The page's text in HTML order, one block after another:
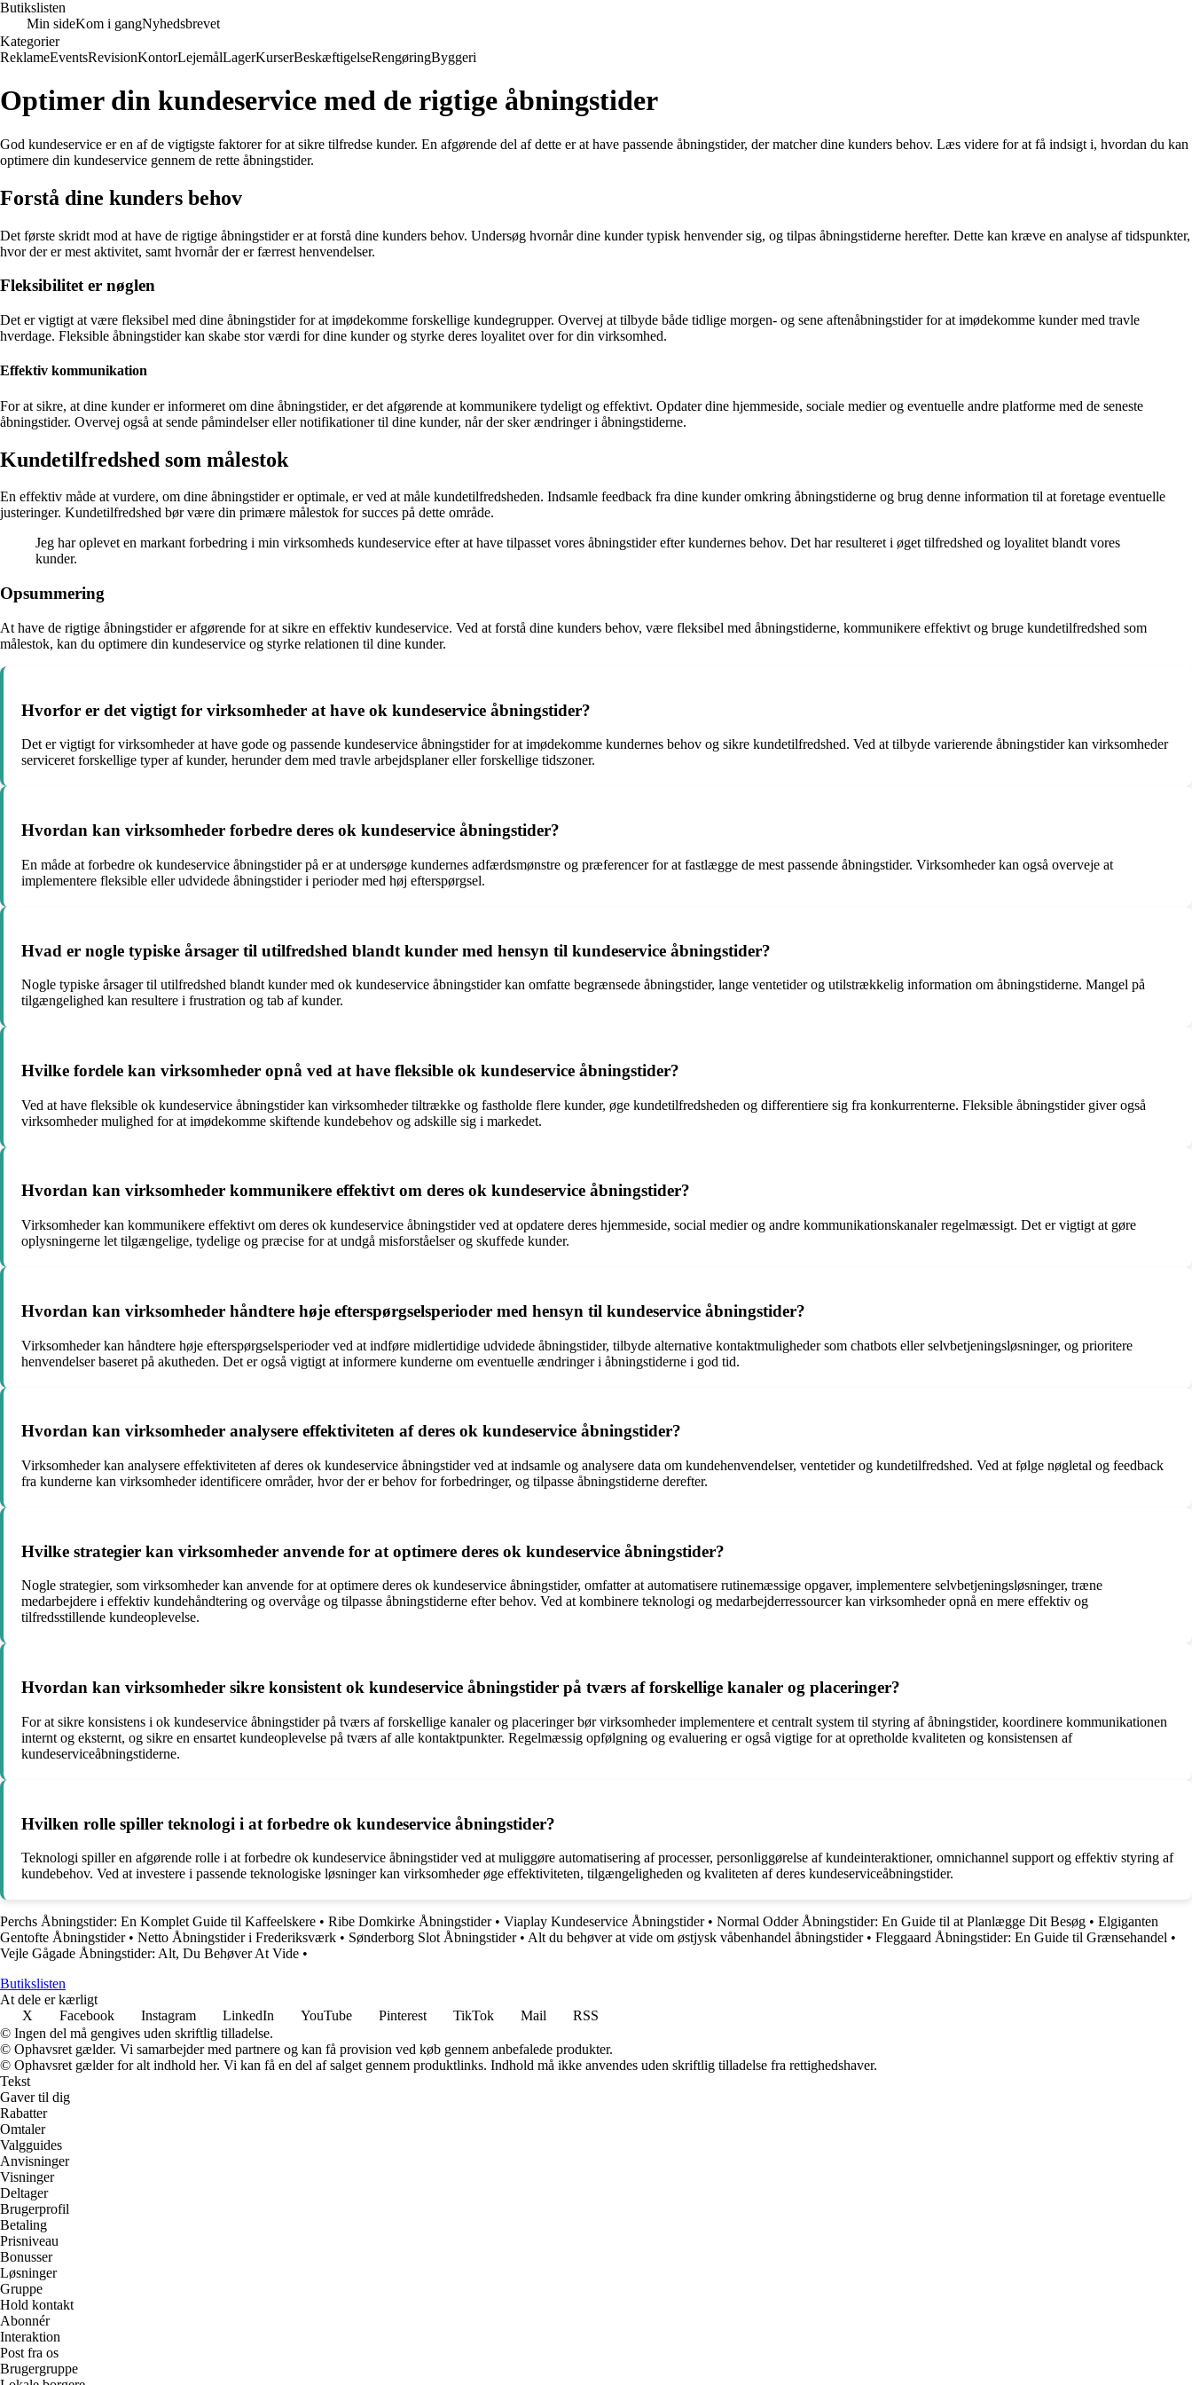
Butikslisten
Min sideKom i gangNyhedsbrevet
Kategorier
ReklameEventsRevisionKontorLejemålLagerKurserBeskæftigelseRengøringByggeri
Optimer din kundeservice med de rigtige åbningstider
God kundeservice er en af de vigtigste faktorer for at sikre tilfredse kunder. En afgørende del af dette er at have passende åbningstider, der matcher dine kunders behov. Læs videre for at få indsigt i, hvordan du kan
optimere din kundeservice gennem de rette åbningstider.
Forstå dine kunders behov
Det første skridt mod at have de rigtige åbningstider er at forstå dine kunders behov. Undersøg hvornår dine kunder typisk henvender sig, og tilpas åbningstiderne herefter. Dette kan kræve en analyse af tidspunkter,
hvor der er mest aktivitet, samt hvornår der er færrest henvendelser.
Fleksibilitet er nøglen
Det er vigtigt at være fleksibel med dine åbningstider for at imødekomme forskellige kundegrupper. Overvej at tilbyde både tidlige morgen- og sene aftenåbningstider for at imødekomme kunder med travle
hverdage. Fleksible åbningstider kan skabe stor værdi for dine kunder og styrke deres loyalitet over for din virksomhed.
Effektiv kommunikation
For at sikre, at dine kunder er informeret om dine åbningstider, er det afgørende at kommunikere tydeligt og effektivt. Opdater dine hjemmeside, sociale medier og eventuelle andre platforme med de seneste
åbningstider. Overvej også at sende påmindelser eller notifikationer til dine kunder, når der sker ændringer i åbningstiderne.
Kundetilfredshed som målestok
En effektiv måde at vurdere, om dine åbningstider er optimale, er ved at måle kundetilfredsheden. Indsamle feedback fra dine kunder omkring åbningstiderne og brug denne information til at foretage eventuelle
justeringer. Kundetilfredshed bør være din primære målestok for succes på dette område.
Jeg har oplevet en markant forbedring i min virksomheds kundeservice efter at have tilpasset vores åbningstider efter kundernes behov. Det har resulteret i øget tilfredshed og loyalitet blandt vores
kunder.
Opsummering
At have de rigtige åbningstider er afgørende for at sikre en effektiv kundeservice. Ved at forstå dine kunders behov, være fleksibel med åbningstiderne, kommunikere effektivt og bruge kundetilfredshed som
målestok, kan du optimere din kundeservice og styrke relationen til dine kunder.
Hvorfor er det vigtigt for virksomheder at have ok kundeservice åbningstider?
Det er vigtigt for virksomheder at have gode og passende kundeservice åbningstider for at imødekomme kundernes behov og sikre kundetilfredshed. Ved at tilbyde varierende åbningstider kan virksomheder
serviceret forskellige typer af kunder, herunder dem med travle arbejdsplaner eller forskellige tidszoner.
Hvordan kan virksomheder forbedre deres ok kundeservice åbningstider?
En måde at forbedre ok kundeservice åbningstider på er at undersøge kundernes adfærdsmønstre og præferencer for at fastlægge de mest passende åbningstider. Virksomheder kan også overveje at
implementere fleksible eller udvidede åbningstider i perioder med høj efterspørgsel.
Hvad er nogle typiske årsager til utilfredshed blandt kunder med hensyn til kundeservice åbningstider?
Nogle typiske årsager til utilfredshed blandt kunder med ok kundeservice åbningstider kan omfatte begrænsede åbningstider, lange ventetider og utilstrækkelig information om åbningstiderne. Mangel på
tilgængelighed kan resultere i frustration og tab af kunder.
Hvilke fordele kan virksomheder opnå ved at have fleksible ok kundeservice åbningstider?
Ved at have fleksible ok kundeservice åbningstider kan virksomheder tiltrække og fastholde flere kunder, øge kundetilfredsheden og differentiere sig fra konkurrenterne. Fleksible åbningstider giver også
virksomheder mulighed for at imødekomme skiftende kundebehov og adskille sig i markedet.
Hvordan kan virksomheder kommunikere effektivt om deres ok kundeservice åbningstider?
Virksomheder kan kommunikere effektivt om deres ok kundeservice åbningstider ved at opdatere deres hjemmeside, social medier og andre kommunikationskanaler regelmæssigt. Det er vigtigt at gøre
oplysningerne let tilgængelige, tydelige og præcise for at undgå misforståelser og skuffede kunder.
Hvordan kan virksomheder håndtere høje efterspørgselsperioder med hensyn til kundeservice åbningstider?
Virksomheder kan håndtere høje efterspørgselsperioder ved at indføre midlertidige udvidede åbningstider, tilbyde alternative kontaktmuligheder som chatbots eller selvbetjeningsløsninger, og prioritere
henvendelser baseret på akutheden. Det er også vigtigt at informere kunderne om eventuelle ændringer i åbningstiderne i god tid.
Hvordan kan virksomheder analysere effektiviteten af deres ok kundeservice åbningstider?
Virksomheder kan analysere effektiviteten af deres ok kundeservice åbningstider ved at indsamle og analysere data om kundehenvendelser, ventetider og kundetilfredshed. Ved at følge nøgletal og feedback
fra kunderne kan virksomheder identificere områder, hvor der er behov for forbedringer, og tilpasse åbningstiderne derefter.
Hvilke strategier kan virksomheder anvende for at optimere deres ok kundeservice åbningstider?
Nogle strategier, som virksomheder kan anvende for at optimere deres ok kundeservice åbningstider, omfatter at automatisere rutinemæssige opgaver, implementere selvbetjeningsløsninger, træne
medarbejdere i effektiv kundehåndtering og overvåge og tilpasse åbningstiderne efter behov. Ved at kombinere teknologi og medarbejderressourcer kan virksomheder opnå en mere effektiv og
tilfredsstillende kundeoplevelse.
Hvordan kan virksomheder sikre konsistent ok kundeservice åbningstider på tværs af forskellige kanaler og placeringer?
For at sikre konsistens i ok kundeservice åbningstider på tværs af forskellige kanaler og placeringer bør virksomheder implementere et centralt system til styring af åbningstider, koordinere kommunikationen
internt og eksternt, og sikre en ensartet kundeoplevelse på tværs af alle kontaktpunkter. Regelmæssig opfølgning og evaluering er også vigtige for at opretholde kvaliteten og konsistensen af
kundeserviceåbningstiderne.
Hvilken rolle spiller teknologi i at forbedre ok kundeservice åbningstider?
Teknologi spiller en afgørende rolle i at forbedre ok kundeservice åbningstider ved at muliggøre automatisering af processer, personliggørelse af kundeinteraktioner, omnichannel support og effektiv styring af
kundebehov. Ved at investere i passende teknologiske løsninger kan virksomheder øge effektiviteten, tilgængeligheden og kvaliteten af deres kundeserviceåbningstider.
Perchs Åbningstider: En Komplet Guide til Kaffeelskere • Ribe Domkirke Åbningstider• Viaplay Kundeservice Åbningstider• Normal Odder Åbningstider: En Guide til at Planlægge Dit Besøg • Elgiganten
Gentofte Åbningstider• Netto Åbningstider i Frederiksværk • Sønderborg Slot Åbningstider• Alt du behøver at vide om østjysk våbenhandel åbningstider• Fleggaard Åbningstider: En Guide til Grænsehandel •
Vejle Gågade Åbningstider: Alt, Du Behøver At Vide •
Butikslisten
At dele er kærligt
X
Facebook Instagram LinkedIn YouTube Pinterest TikTok Mail
RSS
© Ingen del må gengives uden skriftlig tilladelse.
© Ophavsret gælder. Vi samarbejder med partnere og kan få provision ved køb gennem anbefalede produkter.
© Ophavsret gælder for alt indhold her. Vi kan få en del af salget gennem produktlinks. Indhold må ikke anvendes uden skriftlig tilladelse fra rettighedshaver.
Tekst
Gaver til dig
Rabatter
Omtaler
Valgguides
Anvisninger
Visninger
Deltager
Brugerprofil
Betaling
Prisniveau
Bonusser
Løsninger
Gruppe
Hold kontakt
Abonnér
Interaktion
Post fra os
Brugergruppe